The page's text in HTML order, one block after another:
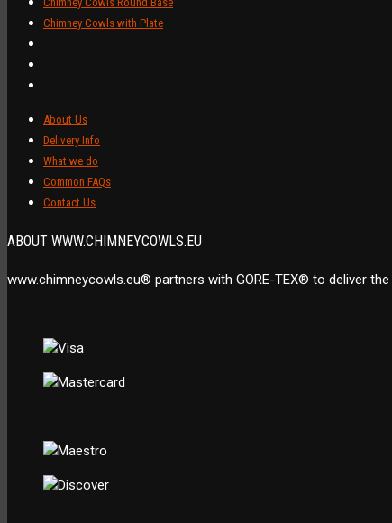
Chimney Cowls with Plate
About Us
Delivery Info
What we do
Common FAQs
Contact Us
ABOUT WWW.CHIMNEYCOWLS.EU
www.chimneycowls.eu® partners with GORE-TEX® to deliver